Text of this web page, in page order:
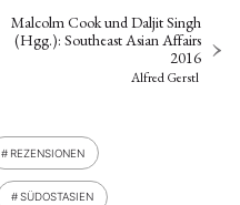
Malcolm Cook und Daljit Singh
(Hgg.): Southeast Asian Affairs
2016
Alfred Gerstl
REZENSIONEN
SÜDOSTASIEN